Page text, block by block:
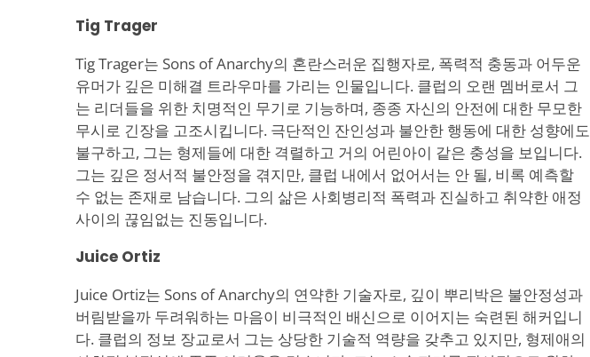
Tig Trager
Tig Trager는 Sons of Anarchy의 혼란스러운 집행자로, 폭력적 충동과 어두운
유머가 깊은 미해결 트라우마를 가리는 인물입니다. 클럽의 오랜 멤버로서 그
는 리더들을 위한 치명적인 무기로 기능하며, 종종 자신의 안전에 대한 무모한
무시로 긴장을 고조시킵니다. 극단적인 잔인성과 불안한 행동에 대한 성향에도
불구하고, 그는 형제들에 대한 격렬하고 거의 어린아이 같은 충성을 보입니다.
그는 깊은 정서적 불안정을 겪지만, 클럽 내에서 없어서는 안 될, 비록 예측할
수 없는 존재로 남습니다. 그의 삶은 사회병리적 폭력과 진실하고 취약한 애정
사이의 끊임없는 진동입니다.
Juice Ortiz
Juice Ortiz는 Sons of Anarchy의 연약한 기술자로, 깊이 뿌리박은 불안정성과
버림받을까 두려워하는 마음이 비극적인 배신으로 이어지는 숙련된 해커입니
다. 클럽의 정보 장교로서 그는 상당한 기술적 역량을 갖추고 있지만, 형제애의